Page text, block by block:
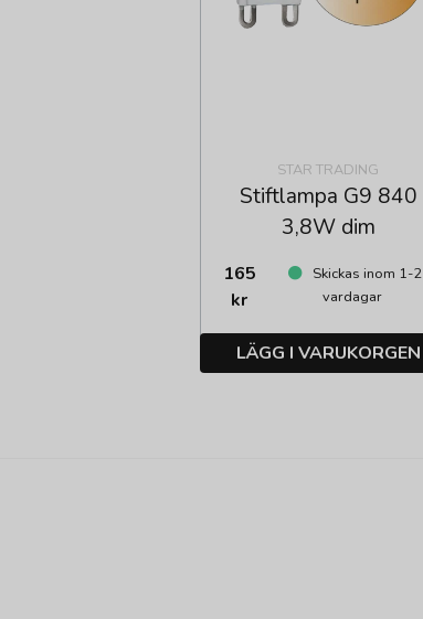
STAR TRADING
Stiftlampa G9 840
3,8W dim
165
kr
Skickas inom 1-2
vardagar
LÄGG I VARUKORGEN